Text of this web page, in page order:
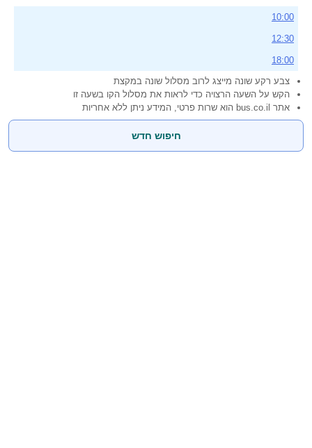
10:00
12:30
18:00
צבע רקע שונה מייצג לרוב מסלול שונה במקצת
הקש על השעה הרצויה כדי לראות את מסלול הקו בשעה זו
אתר bus.co.il הוא שרות פרטי, המידע ניתן ללא אחריות
חיפוש חדש